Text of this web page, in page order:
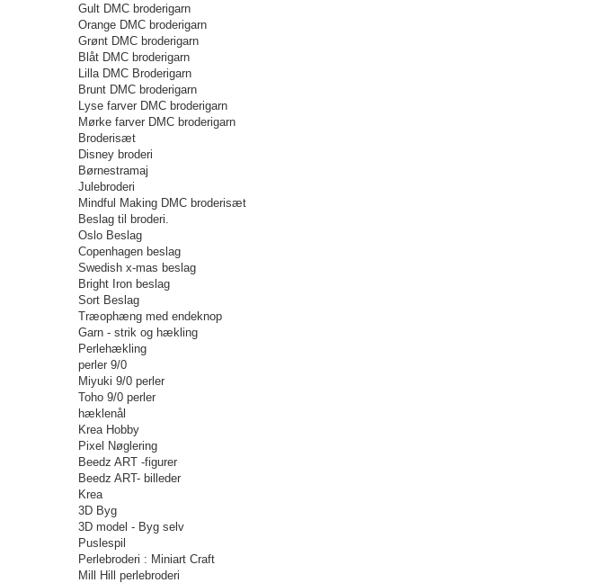
Gult DMC broderigarn
Orange DMC broderigarn
Grønt DMC broderigarn
Blåt DMC broderigarn
Lilla DMC Broderigarn
Brunt DMC broderigarn
Lyse farver DMC broderigarn
Mørke farver DMC broderigarn
Broderisæt
Disney broderi
Børnestramaj
Julebroderi
Mindful Making DMC broderisæt
Beslag til broderi.
Oslo Beslag
Copenhagen beslag
Swedish x-mas beslag
Bright Iron beslag
Sort Beslag
Træophæng med endeknop
Garn - strik og hækling
Perlehækling
perler 9/0
Miyuki 9/0 perler
Toho 9/0 perler
hæklenål
Krea Hobby
Pixel Nøglering
Beedz ART -figurer
Beedz ART- billeder
Krea
3D Byg
3D model - Byg selv
Puslespil
Perlebroderi : Miniart Craft
Mill Hill perlebroderi